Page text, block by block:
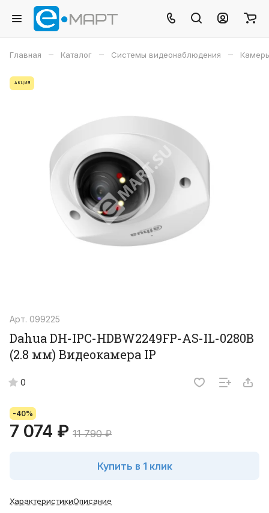
Главная – Каталог – Системы видеонаблюдения –
АКЦИЯ
Арт. 099225
Dahua DH-IPC-HDBW2249FP-AS-IL-0280B
(2.8 мм) Видеокамера IP
0
-40%
7 074 ₽ 11 790 ₽
Купить в 1 клик
ХарактеристикиОписание